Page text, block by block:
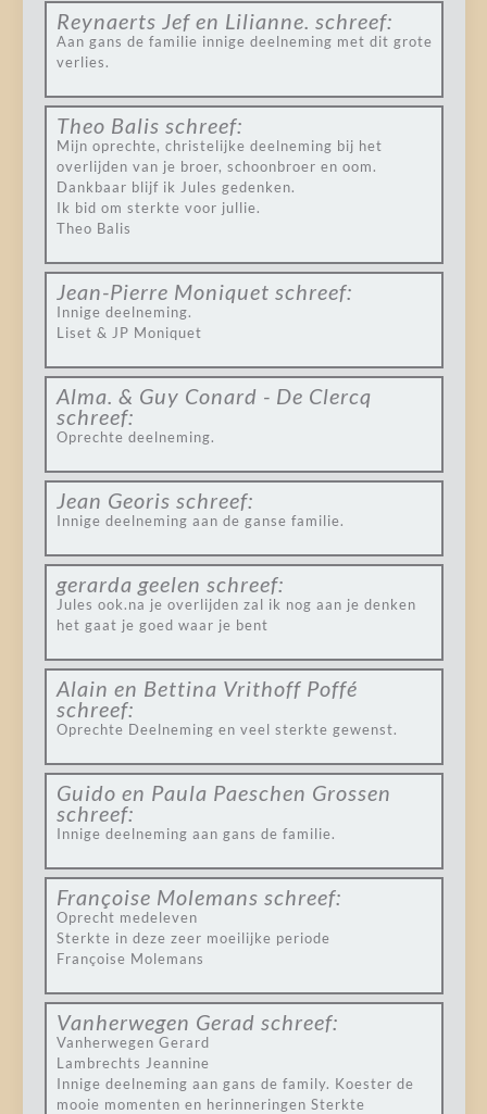
Reynaerts Jef en Lilianne. schreef:
Aan gans de familie innige deelneming met dit grote
verlies.
Theo Balis schreef:
Mijn oprechte, christelijke deelneming bij het
overlijden van je broer, schoonbroer en oom.
Dankbaar blijf ik Jules gedenken.
Ik bid om sterkte voor jullie.
Theo Balis
Jean-Pierre Moniquet schreef:
Innige deelneming.
Liset & JP Moniquet
Alma. & Guy Conard - De Clercq
schreef:
Oprechte deelneming.
Jean Georis schreef:
Innige deelneming aan de ganse familie.
gerarda geelen schreef:
Jules ook.na je overlijden zal ik nog aan je denken
het gaat je goed waar je bent
Alain en Bettina Vrithoff Poffé
schreef:
Oprechte Deelneming en veel sterkte gewenst.
Guido en Paula Paeschen Grossen
schreef:
Innige deelneming aan gans de familie.
Françoise Molemans schreef:
Oprecht medeleven
Sterkte in deze zeer moeilijke periode
Françoise Molemans
Vanherwegen Gerad schreef:
Vanherwegen Gerard
Lambrechts Jeannine
Innige deelneming aan gans de family. Koester de
mooie momenten en herinneringen Sterkte